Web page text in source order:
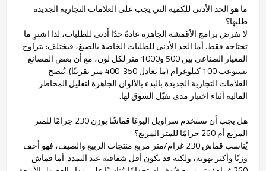
ما هو الحد الأدنى للكمية التي يجب على العلامات التجارية الجديدة
طلبها؟
لا تفرض برامج الأقمشة الجاهزة عادةً حدًا أدنى للطلبات، لذا اشترِ ما
تحتاجه فقط. أما الحد الأدنى للطلبات الخاصة بالصبغ، فيختلف: يتراوح
المعيار الصناعي بين 500 و1000 متر لكل لون، مع أن بعض المصانع
تستوعب 100 كيلوغرام (ما يعادل 350-400 متر تقريبًا). يُنصح
العلامات التجارية الجديدة بالبدء بالألوان الجاهزة لتقليل المخاطر
المالية أثناء اختبار مدى تقبّل السوق لها.
هل يجب أن تستخدم سراويل اليوغا قماشًا بوزن 230 جرامًا للمتر
المربع أم 260 جرامًا للمتر المربع؟
يُناسب قماش 230 غرام/متر مربع منتجات الربيع والصيف، فهو أخف
وزنًا وأكثر تهوية، ولكنه قد يكون أقل شفافية عند التمدد. أما قماش